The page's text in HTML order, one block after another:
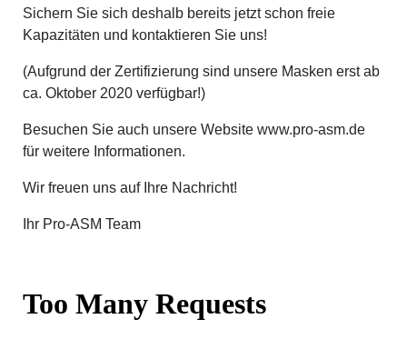
Sichern Sie sich deshalb bereits jetzt schon freie
Kapazitäten und kontaktieren Sie uns!
(Aufgrund der Zertifizierung sind unsere Masken erst ab
ca. Oktober 2020 verfügbar!)
Besuchen Sie auch unsere Website www.pro-asm.de
für weitere Informationen.
Wir freuen uns auf Ihre Nachricht!
Ihr Pro-ASM Team